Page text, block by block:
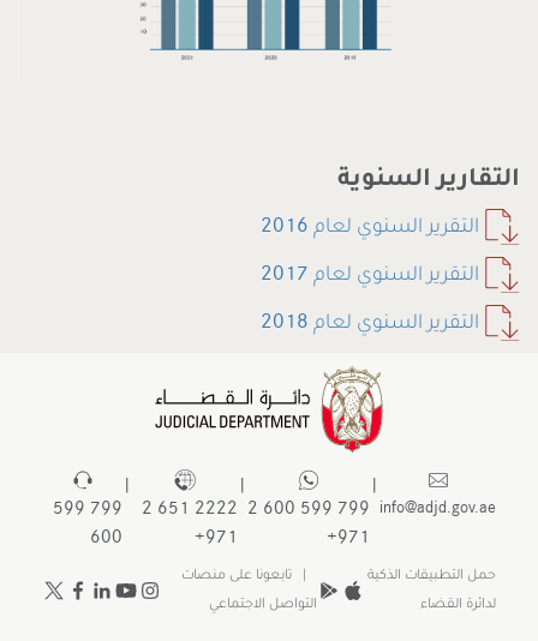
التقارير السنوية
التقرير السنوي لعام 2016
التقرير السنوي لعام 2017
التقرير السنوي لعام 2018
| تابعونا على منصات
التواصل الاجتماعي
حمل التطبيقات الذكية
لدائرة القضاء
799 599
600
|
2222 651 2
971+
|
799 599 600 2
971+
|
info@adjd.gov.ae